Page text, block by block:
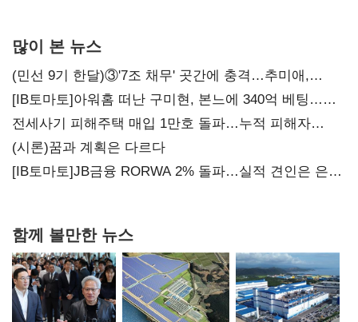
많이 본 뉴스
(민선 9기 한달)③'7조 채무' 곳간에 충격…추미애,
20년만에 '비상재정' 선언 승부수
[IB토마토]아워홈 떠난 구미현, 본느에 340억 베팅…
가족 지배체제 구축
전세사기 피해주택 매입 1만호 돌파…누적 피해자
4만278명
(시론)꿈과 계획은 다르다
[IB토마토]JB금융 RORWA 2% 돌파…실적 견인은 은행
함께 볼만한 뉴스